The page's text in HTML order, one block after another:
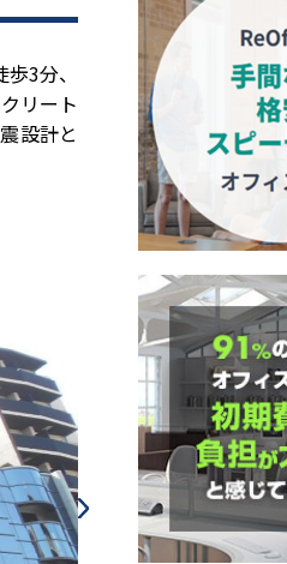
3分、
リート
設計と